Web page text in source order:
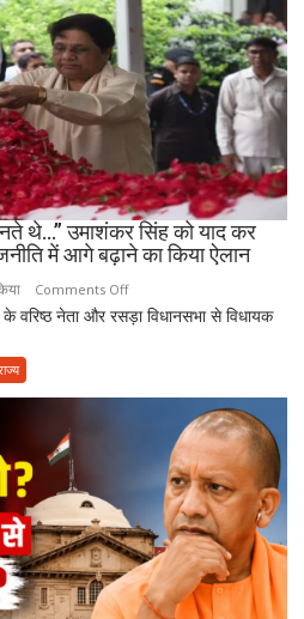
पिता,
वृद्धाश्रम
में
कपड़ा
व्यापारी
मौत
थे…” उमाशंकर सिंह को याद कर
में आगे बढ़ाने का किया ऐलान
Comments Offon
“मुझे
उमाशंकर
सिंह
को
याद
वरिष्ठ नेता और रसड़ा विधानसभा से विधायक